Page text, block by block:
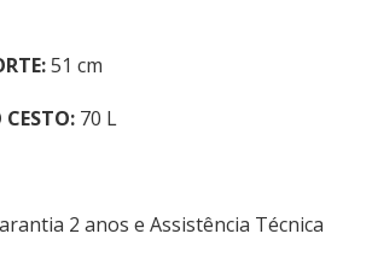
51 cm
CESTO:70 L
2 anos e Assistência Técnica